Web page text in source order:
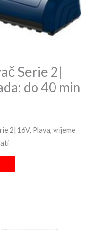
Serie 2|
do 40 min
2| 16V, Plava, vrijeme